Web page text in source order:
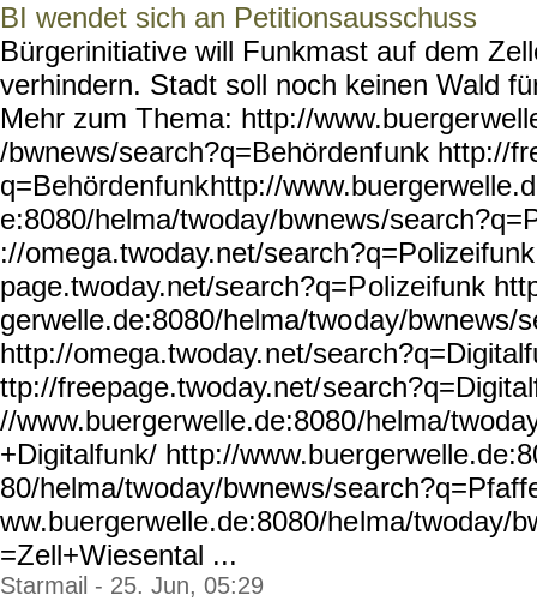
BI wendet sich an Petitionsausschuss
Bürgerinitiative will Funkmast auf dem
verhindern. Stadt soll noch keinen Wald
Mehr zum Thema: http://www.buerger
/bwnews/search?q=Behördenfunk http://
q=Behördenfunkhttp://www.buergerwelle.d
e:8080/helma/twoday/bwnews/
://omega.twoday.net/search
page.twoday.net/search?q=Polizeifunk
gerwelle.de:8080/helma/twoday/bwnews/
http://omega.twoday.net/
ttp://freepage.twoday.net/
//www.buergerwelle.de:8080/helma/
+Digitalfunk/ http://
80/helma/twoday/bwnews/sea
ww.buergerwelle.de:8080/helma/twoday/
=Zell+Wiesental ...
Starmail - 25. Jun, 05:29